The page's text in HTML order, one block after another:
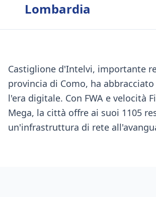
Lombardia
Castiglione d'Intelvi, importante
provincia di Como, ha
l'era digitale. Con FWA e velocità
Mega, la città offre ai suoi 1105
un'infrastruttura di rete